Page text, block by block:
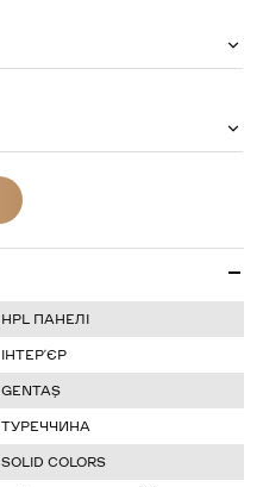
HPL ПАНЕЛІ
ІНТЕР’ЄР
GENTAŞ
ТУРЕЧЧИНА
SOLID COLORS